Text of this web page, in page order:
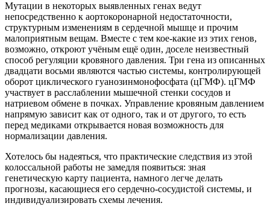
Мутации в некоторых выявленных генах ведут
непосредственно к аортокоронарной недостаточности,
структурным изменениям в сердечной мышце и прочим
малоприятным вещам. Вместе с тем кое-какие из этих генов,
возможно, откроют учёным ещё один, доселе неизвестный
способ регуляции кровяного давления. Три гена из описанных
двадцати восьми являются частью системы, контролирующей
оборот циклического гуанозинмонофосфата (цГМФ). цГМФ
участвует в расслаблении мышечной стенки сосудов и
натриевом обмене в почках. Управление кровяным давлением
напрямую зависит как от одного, так и от другого, то есть
перед медиками открывается новая возможность для
нормализации давления.
Хотелось бы надеяться, что практические следствия из этой
колоссальной работы не замедля появиться: зная
генетическую карту пациента, намного легче делать
прогнозы, касающиеся его сердечно-сосудистой системы, и
индивидуализировать схемы лечения.